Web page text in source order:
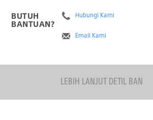
BUTUH
BANTUAN?
Hubungi Kami
Email Kami
LEBIH LANJUT DETIL BAN